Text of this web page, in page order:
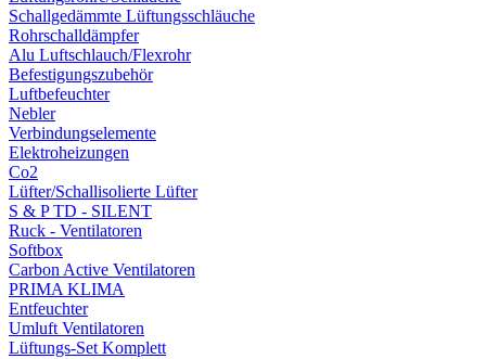
Schallgedämmte Lüftungsschläuche
Rohrschalldämpfer
Alu Luftschlauch/Flexrohr
Befestigungszubehör
Luftbefeuchter
Nebler
Verbindungselemente
Elektroheizungen
Co2
Lüfter/Schallisolierte Lüfter
S & P TD - SILENT
Ruck - Ventilatoren
Softbox
Carbon Active Ventilatoren
PRIMA KLIMA
Entfeuchter
Umluft Ventilatoren
Lüftungs-Set Komplett